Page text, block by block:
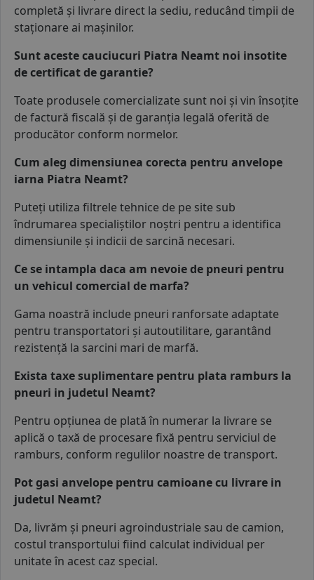
completă și livrare direct la sediu, reducând timpii de
staționare ai mașinilor.
Sunt aceste cauciucuri Piatra Neamt noi insotite
de certificat de garantie?
Toate produsele comercializate sunt noi și vin însoțite
de factură fiscală și de garanția legală oferită de
producător conform normelor.
Cum aleg dimensiunea corecta pentru anvelope
iarna Piatra Neamt?
Puteți utiliza filtrele tehnice de pe site sub
îndrumarea specialiștilor noștri pentru a identifica
dimensiunile și indicii de sarcină necesari.
Ce se intampla daca am nevoie de pneuri pentru
un vehicul comercial de marfa?
Gama noastră include pneuri ranforsate adaptate
pentru transportatori și autoutilitare, garantând
rezistență la sarcini mari de marfă.
Exista taxe suplimentare pentru plata ramburs la
pneuri in judetul Neamt?
Pentru opțiunea de plată în numerar la livrare se
aplică o taxă de procesare fixă pentru serviciul de
ramburs, conform regulilor noastre de transport.
Pot gasi anvelope pentru camioane cu livrare in
judetul Neamt?
Da, livrăm și pneuri agroindustriale sau de camion,
costul transportului fiind calculat individual per
unitate în acest caz special.